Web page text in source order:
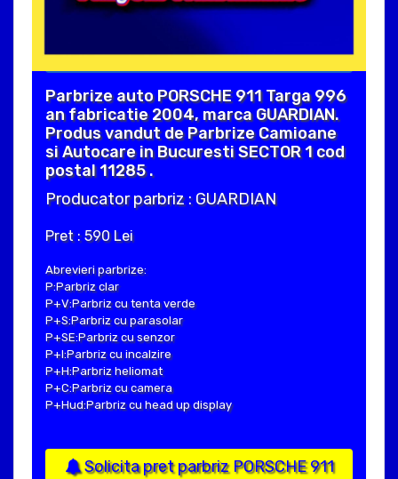
Parbrize auto PORSCHE 911 Targa 996
an fabricatie 2004, marca GUARDIAN.
Produs vandut de Parbrize Camioane
si Autocare in Bucuresti SECTOR 1 cod
postal 11285 .
Producator parbriz : GUARDIAN
Pret : 590 Lei
Abrevieri parbrize:
P:Parbriz clar
P+V:Parbriz cu tenta verde
P+S:Parbriz cu parasolar
P+SE:Parbriz cu senzor
P+I:Parbriz cu incalzire
P+H:Parbriz heliomat
P+C:Parbriz cu camera
P+Hud:Parbriz cu head up display
Solicita pret parbriz PORSCHE 911